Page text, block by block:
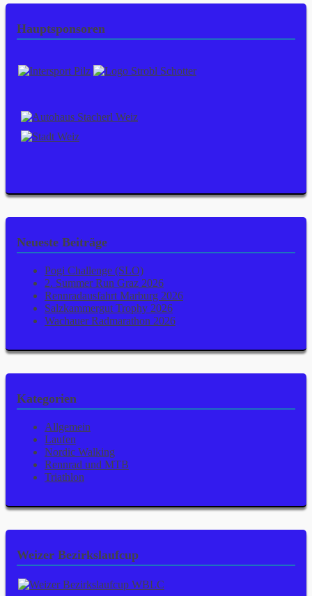
Hauptsponsoren
Neueste Beiträge
Pogi Challenge (SLO)
2. Summer Run Graz 2026
Rennradausfahrt Marburg 2026
Salzkammergut Trophy 2026
Wachauer Radmarathon 2026
Kategorien
Allgemein
Laufen
Nordic Walking
Rennrad und MTB
Triathlon
Weizer Bezirkslaufcup